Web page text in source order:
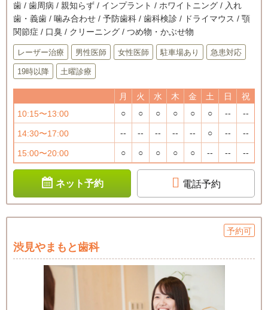
歯 / 歯周病 / 親知らず / インプラント / ホワイトニング / 入れ
歯・義歯 / 噛み合わせ / 予防歯科 / 歯科検診 / ドライマウス / 顎
関節症 / 口臭 / クリーニング / つめ物・かぶせ物
レーザー治療 男性医師 女性医師 駐車場あり 急患対応
19時以降 土曜診療
月 火 水 木 金 土 日
祝
10:15〜13:00
○ ○ ○ ○ ○ ○ -- --
14:30〜17:00 -- -- -- -- -- ○ -- --
15:00〜20:00 ○ ○ ○ ○ ○ -- -- --
ネット予約 電話予約
予約可
渋見やまもと歯科